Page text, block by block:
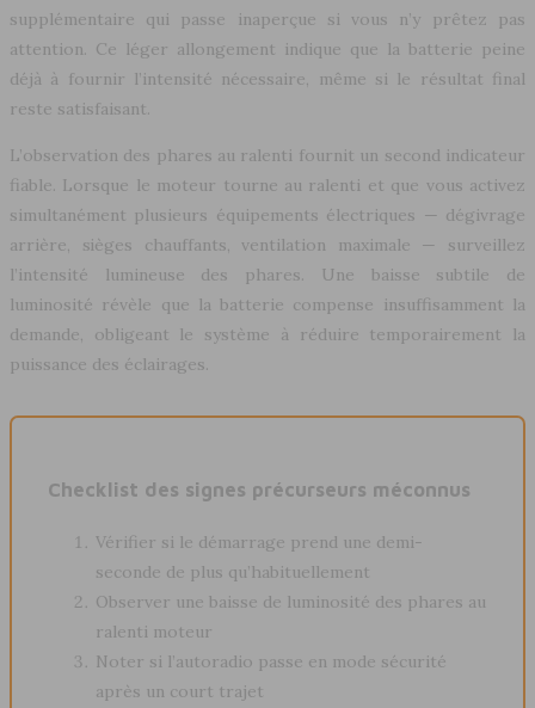
supplémentaire qui passe inaperçue si vous n’y prêtez pas
attention. Ce léger allongement indique que la batterie peine
déjà à fournir l’intensité nécessaire, même si le résultat final
reste satisfaisant.
L’observation des phares au ralenti fournit un second indicateur
fiable. Lorsque le moteur tourne au ralenti et que vous activez
simultanément plusieurs équipements électriques — dégivrage
arrière, sièges chauffants, ventilation maximale — surveillez
l’intensité lumineuse des phares. Une baisse subtile de
luminosité révèle que la batterie compense insuffisamment la
demande, obligeant le système à réduire temporairement la
puissance des éclairages.
Checklist des signes précurseurs méconnus
Vérifier si le démarrage prend une demi-
seconde de plus qu’habituellement
Observer une baisse de luminosité des phares au
ralenti moteur
Noter si l’autoradio passe en mode sécurité
après un court trajet